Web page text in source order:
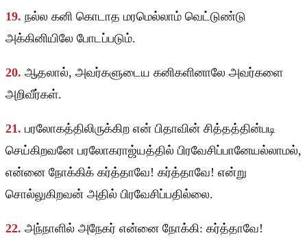
19. நல்ல கனி கொடாத மரமெல்லாம் வெட்டுண்டு
அக்கினியிலே போடப்படும்.
20. ஆதலால், அவர்களுடைய கனிகளினாலே அவர்களை
அறிவீர்கள்.
21. பரலோகத்திலிருக்கிற என் பிதாவின் சித்தத்தின்படி
செய்கிறவனே பரலோகராஜ்யத்தில் பிரவேசிப்பானேயல்லாமல்,
என்னை நோக்கிக் கர்த்தாவே! கர்த்தாவே! என்று
சொல்லுகிறவன் அதில் பிரவேசிப்பதில்லை.
22. அந்நாளில் அநேகர் என்னை நோக்கி: கர்த்தாவே!